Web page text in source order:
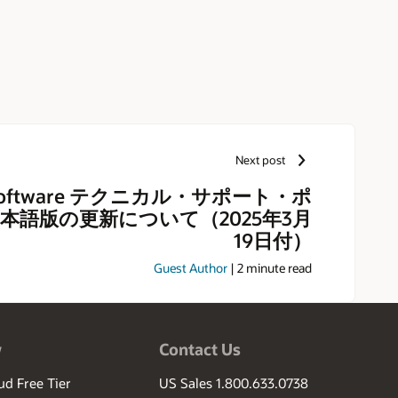
Next post
テクニカル・サポート・ポ
語版の更新について（2025年3月
19日付）
Guest Author | 2 minute read
Free Tier
Contact Us
US Sales 1.800.633.0738